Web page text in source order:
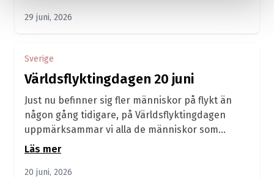
29 juni, 2026
Sverige
Världsflyktingdagen 20 juni
Just nu befinner sig fler människor på flykt än
någon gång tidigare, på Världsflyktingdagen
uppmärksammar vi alla de människor som...
Läs mer
20 juni, 2026